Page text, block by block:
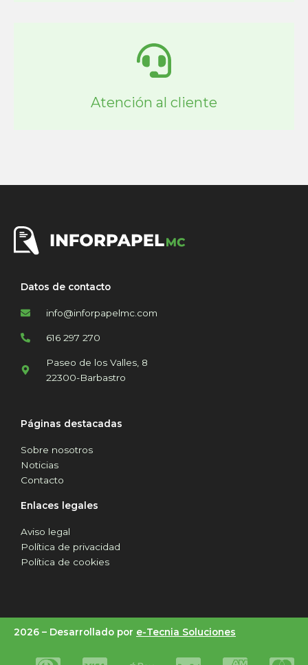
Atención al cliente
Datos de contacto
info@inforpapelmc.com
616 297 270
Paseo de los Valles, 8
22300-Barbastro
Páginas destacadas
Sobre nosotros
Noticias
Contacto
Enlaces legales
Aviso legal
Política de privacidad
Política de cookies
2026 – Desarrollado por e-Tecnia Soluciones